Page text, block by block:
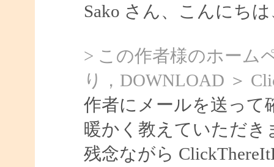
Sako さん、こんにちは
> この作者様のホーム
り，DOWNLOAD ＞
作者にメールを送って
暖かく教えていただき
残念ながら